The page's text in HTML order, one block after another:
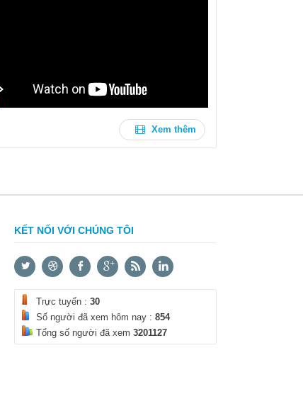
Xem thêm
KẾT NỐI VỚI CHÚNG TÔI
Trực tuyến : 30
Số người đã xem hôm nay : 854
Tổng số người đã xem 3201127